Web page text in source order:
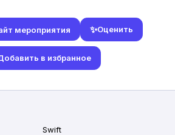
мероприятия ✨Оценить
в избранное
Swift